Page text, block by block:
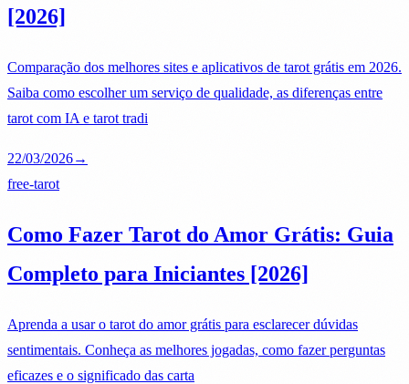
[2026]
Comparação dos melhores sites e aplicativos de tarot grátis em 2026.
Saiba como escolher um serviço de qualidade, as diferenças entre
tarot com IA e tarot tradi
22/03/2026→
free-tarot
Como Fazer Tarot do Amor Grátis: Guia
Completo para Iniciantes [2026]
Aprenda a usar o tarot do amor grátis para esclarecer dúvidas
sentimentais. Conheça as melhores jogadas, como fazer perguntas
eficazes e o significado das carta